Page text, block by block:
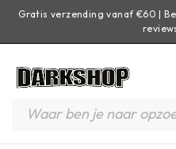
Gratis verzending vanaf €60 |